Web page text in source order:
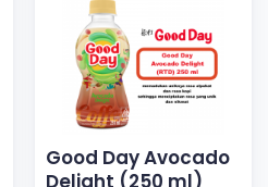
Good Day Avocado
Delight (250 ml)